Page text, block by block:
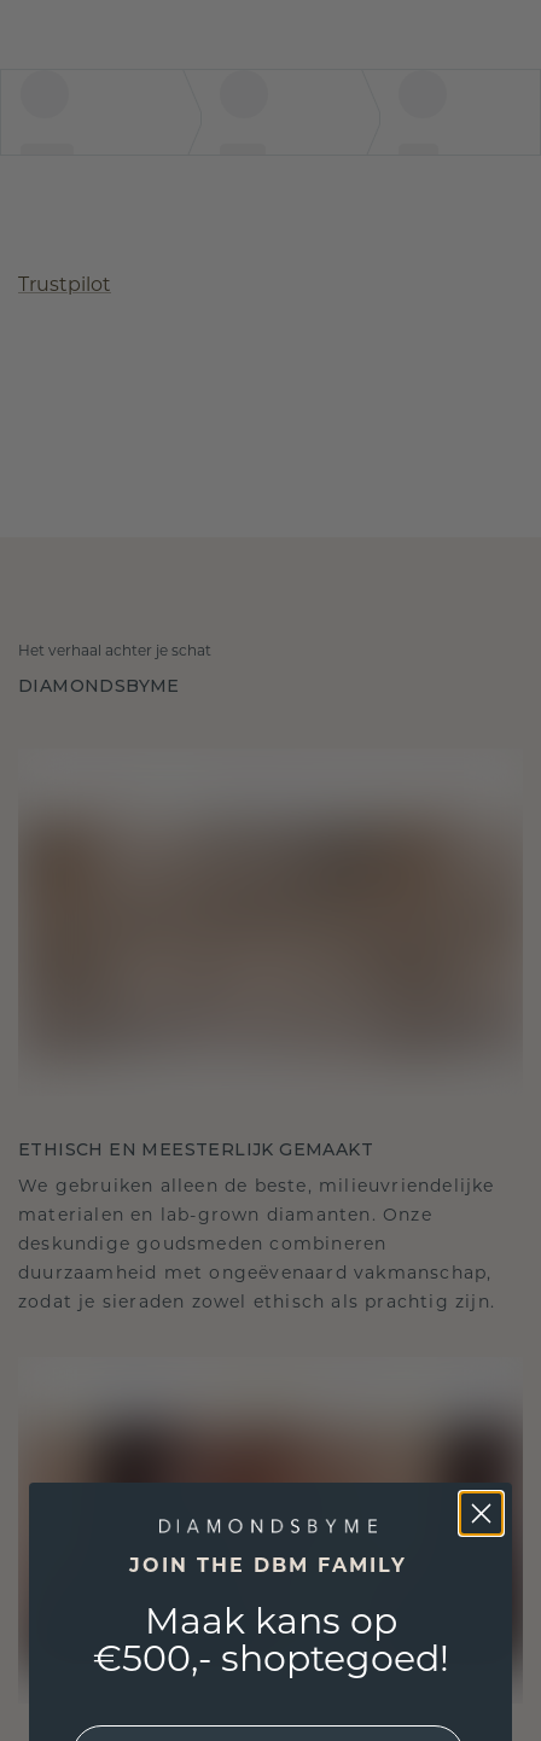
Trustpilot
Het verhaal achter je schat
DIAMONDSBYME
ETHISCH EN MEESTERLIJK GEMAAKT
We gebruiken alleen de beste, milieuvriendelijke
materialen en lab-grown diamanten. Onze
deskundige goudsmeden combineren
duurzaamheid met ongeëvenaard vakmanschap,
zodat je sieraden zowel ethisch als prachtig zijn.
JOIN THE DBM FAMILY
Maak kans op
€500,- shoptegoed!
EMail